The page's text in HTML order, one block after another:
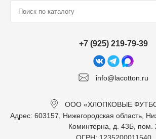
info@lacotton.ru
+7 (925) 219-79-39
ООО «ХЛОПКОВЫЕ
Адрес: 603157, Нижегородская область,
Коминтерна, д. 43Б, пом.